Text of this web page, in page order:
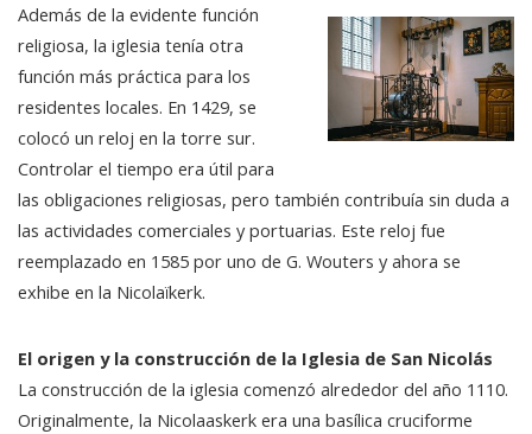
Además de la evidente función
religiosa, la iglesia tenía otra
función más práctica para los
residentes locales. En 1429, se
colocó un reloj en la torre sur.
Controlar el tiempo era útil para
las obligaciones religiosas, pero también contribuía sin duda a
las actividades comerciales y portuarias. Este reloj fue
reemplazado en 1585 por uno de G. Wouters y ahora se
exhibe en la Nicolaïkerk.
El origen y la construcción de la Iglesia de San Nicolás
La construcción de la iglesia comenzó alrededor del año 1110.
Originalmente, la Nicolaaskerk era una basílica cruciforme